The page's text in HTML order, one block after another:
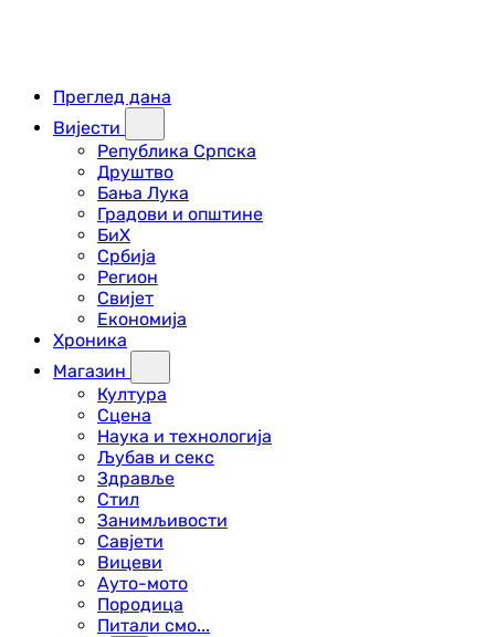
Преглед дана
Вијести
Република Српска
Друштво
Бања Лука
Градови и општине
БиХ
Србија
Регион
Свијет
Економија
Хроника
Магазин
Култура
Сцена
Наука и технологија
Љубав и секс
Здравље
Стил
Занимљивости
Савјети
Вицеви
Ауто-мото
Породица
Питали смо...